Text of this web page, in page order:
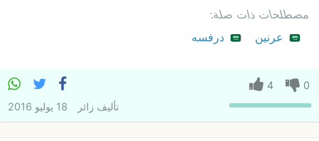
مصطلحات ذات صلة:
عرنين
درفسه
0
4
تأليف زائر 18 يوليو 2016